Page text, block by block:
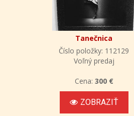
Tanečnica
Číslo položky: 112129
Voľný predaj
Cena: 300 €
ZOBRAZIŤ